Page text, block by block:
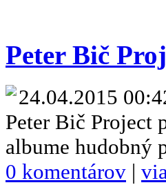
Peter Bič
24.04.2015
Peter Bič Project
albume hudobný
0 komentárov |